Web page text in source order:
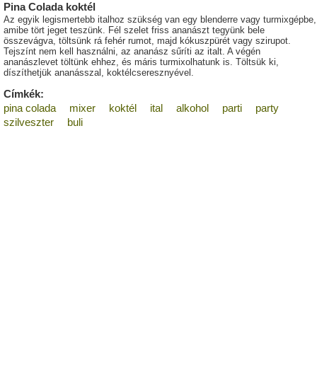
Pina Colada koktél
Az egyik legismertebb italhoz szükség van egy blenderre vagy turmixgépbe,
amibe tört jeget teszünk. Fél szelet friss ananászt tegyünk bele
összevágva, töltsünk rá fehér rumot, majd kókuszpürét vagy szirupot.
Tejszínt nem kell használni, az ananász sűríti az italt. A végén
ananászlevet töltünk ehhez, és máris turmixolhatunk is. Töltsük ki,
díszíthetjük ananásszal, koktélcseresznyével.
Címkék:
pina colada
mixer koktél ital alkohol parti
party
szilveszter
buli